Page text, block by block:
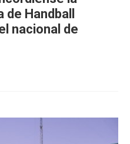
Handball
nacional de